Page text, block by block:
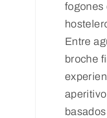
fogones
Entre
broche